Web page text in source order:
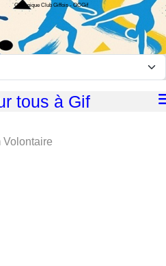
Olympique Club Giffois - OCGif
tous à Gif
Volontaire